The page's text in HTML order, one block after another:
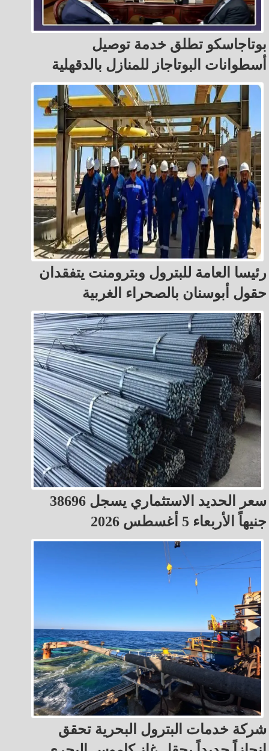
بوتاجاسكو تطلق خدمة توصيل
أسطوانات البوتاجاز للمنازل بالدقهلية
رئيسا العامة للبترول وبترومنت يتفقدان
حقول أبوسنان بالصحراء الغربية
سعر الحديد الاستثماري يسجل 38696
جنيهاً الأربعاء 5 أغسطس 2026
شركة خدمات البترول البحرية تحقق